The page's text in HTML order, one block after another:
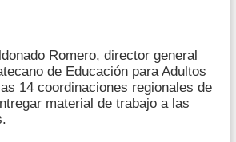
Romero, director general
de Educación para Adultos
14 coordinaciones regionales de
material de trabajo a las